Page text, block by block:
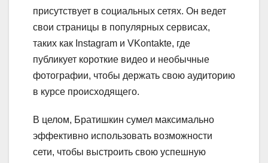
присутствует в социальных сетях. Он ведет
свои страницы в популярных сервисах,
таких как Instagram и VKontakte, где
публикует короткие видео и необычные
фотографии, чтобы держать свою аудиторию
в курсе происходящего.
В целом, Братишкин сумел максимально
эффективно использовать возможности
сети, чтобы выстроить свою успешную